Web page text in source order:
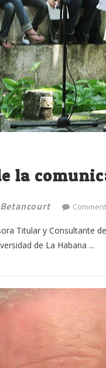
la
Titular y Consultante
de La Habana ...